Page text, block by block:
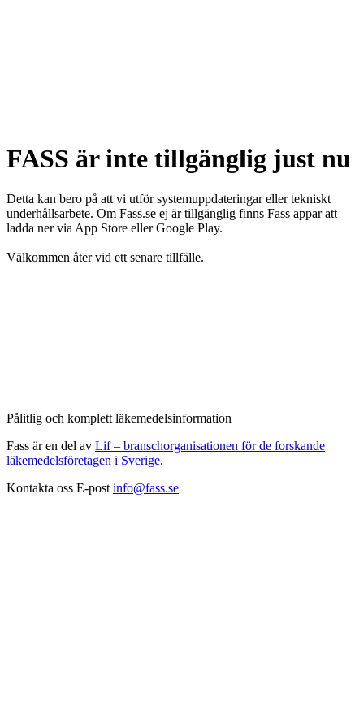
FASS är inte tillgänglig just nu
Detta kan bero på att vi utför systemuppdateringar eller tekniskt
underhållsarbete. Om Fass.se ej är tillgänglig finns Fass appar att
ladda ner via App Store eller Google Play.
Välkommen åter vid ett senare tillfälle.
Pålitlig och komplett läkemedelsinformation
Fass är en del av Lif – branschorganisationen för de forskande
läkemedelsföretagen i Sverige.
Kontakta oss E-post info@fass.se